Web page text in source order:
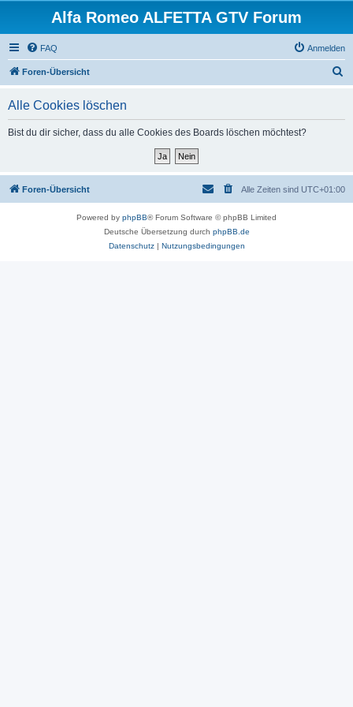
Alfa Romeo ALFETTA GTV Forum
FAQ Anmelden
Foren-Übersicht
Alle Cookies löschen
Bist du dir sicher, dass du alle Cookies des Boards löschen möchtest?
Foren-Übersicht Alle Zeiten sind UTC+01:00
Powered by phpBB® Forum Software © phpBB Limited
Deutsche Übersetzung durch phpBB.de
Datenschutz| Nutzungsbedingungen